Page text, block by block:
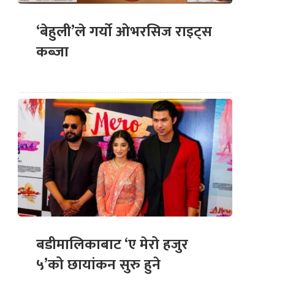
‘बेहुली’ले गर्यो ओभरसिज राइट्स
कब्जा
बडीमालिकाबाट ‘ए मेरो हजुर
५’को छायांकन सुरु हुने